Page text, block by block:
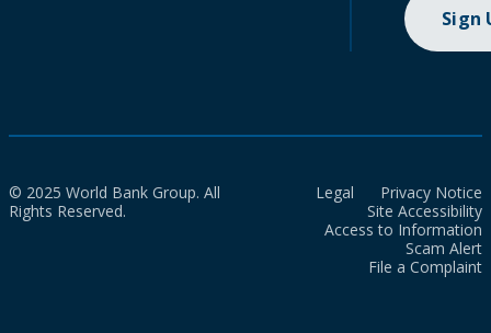
Sign
© 2025 World Bank Group. All
Rights Reserved.
Legal
Privacy Notice
Site Accessibility
Access to Information
Scam Alert
File a Complaint